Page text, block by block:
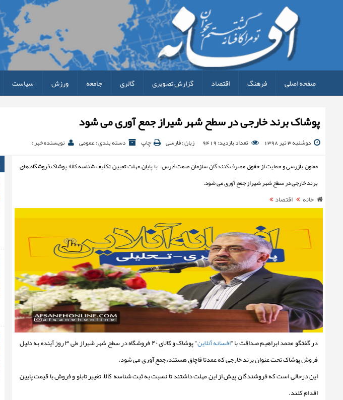
صفحه اصلی فرهنگ اقتصاد گزارش تصویری گالری جامعه ورزش سیاست
پوشاک برند خارجی در سطح شهر شیراز جمع آوری می شود
دوشنبه 3 تیر 1398 تعداد بازدید: 9419 زبان : فارسی چاپ دسته بندی : عمومی
نویسنده خبر :
معاون بازرسی و حمایت از حقوق مصرف کنندگان سازمان صمت فارس: با پایان مهلت تعیین تکلیف شناسه کالا؛ پوشاک فروشگاه های
برند خارجی در سطح شهر شیراز جمع آوری می شود.
خانه اقتصاد
در گفتگو محمد ابراهیم صداقت با "افسانه آنلاین
" پوشاک و کالای ۴۰ فروشگاه در سطح شهر شیراز طی ۳ روز آینده به دلیل
فروش پوشاک تحت عنوان برند خارجی که عمدتا قاچاق هستند، جمع آوری می شود.
این درحالی است که فروشندگان پیش از این مهلت داشتند تا نسبت به ثبت شناسه کالا، تغییر تابلو و فروش با قیمت پایین
اقدام کنند.